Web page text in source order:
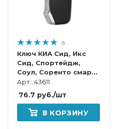
6
Ключ КИА Сид, Икс
Сид, Спортейдж,
Соул, Соренто смарт
корпус
Арт.: 43611
76.7 руб./шт
В КОРЗИНУ